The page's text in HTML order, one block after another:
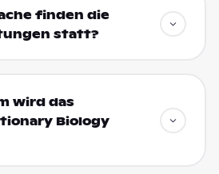
finden die
statt?
wird das
Biology